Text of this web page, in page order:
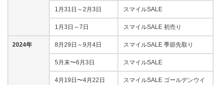
1月31日～2月3日 スマイルSALE
1月3日～7日 スマイルSALE 初売り
2024年 8月29日～9月4日 スマイルSALE 季節先取り
5月末〜6月3日 スマイルSALE
4月19日〜4月22日
スマイルSALE ゴールデンウイ